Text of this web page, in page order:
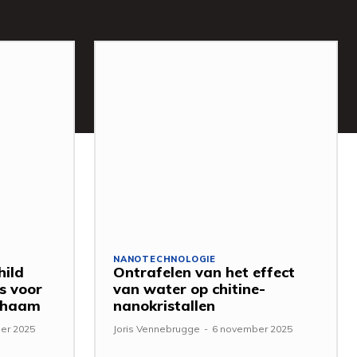
voor
2025
NANOTECHNOLOGIE
Ontrafelen van het effect
van water op chitine-
nanokristallen
Joris Vennebrugge - 6 november 2025